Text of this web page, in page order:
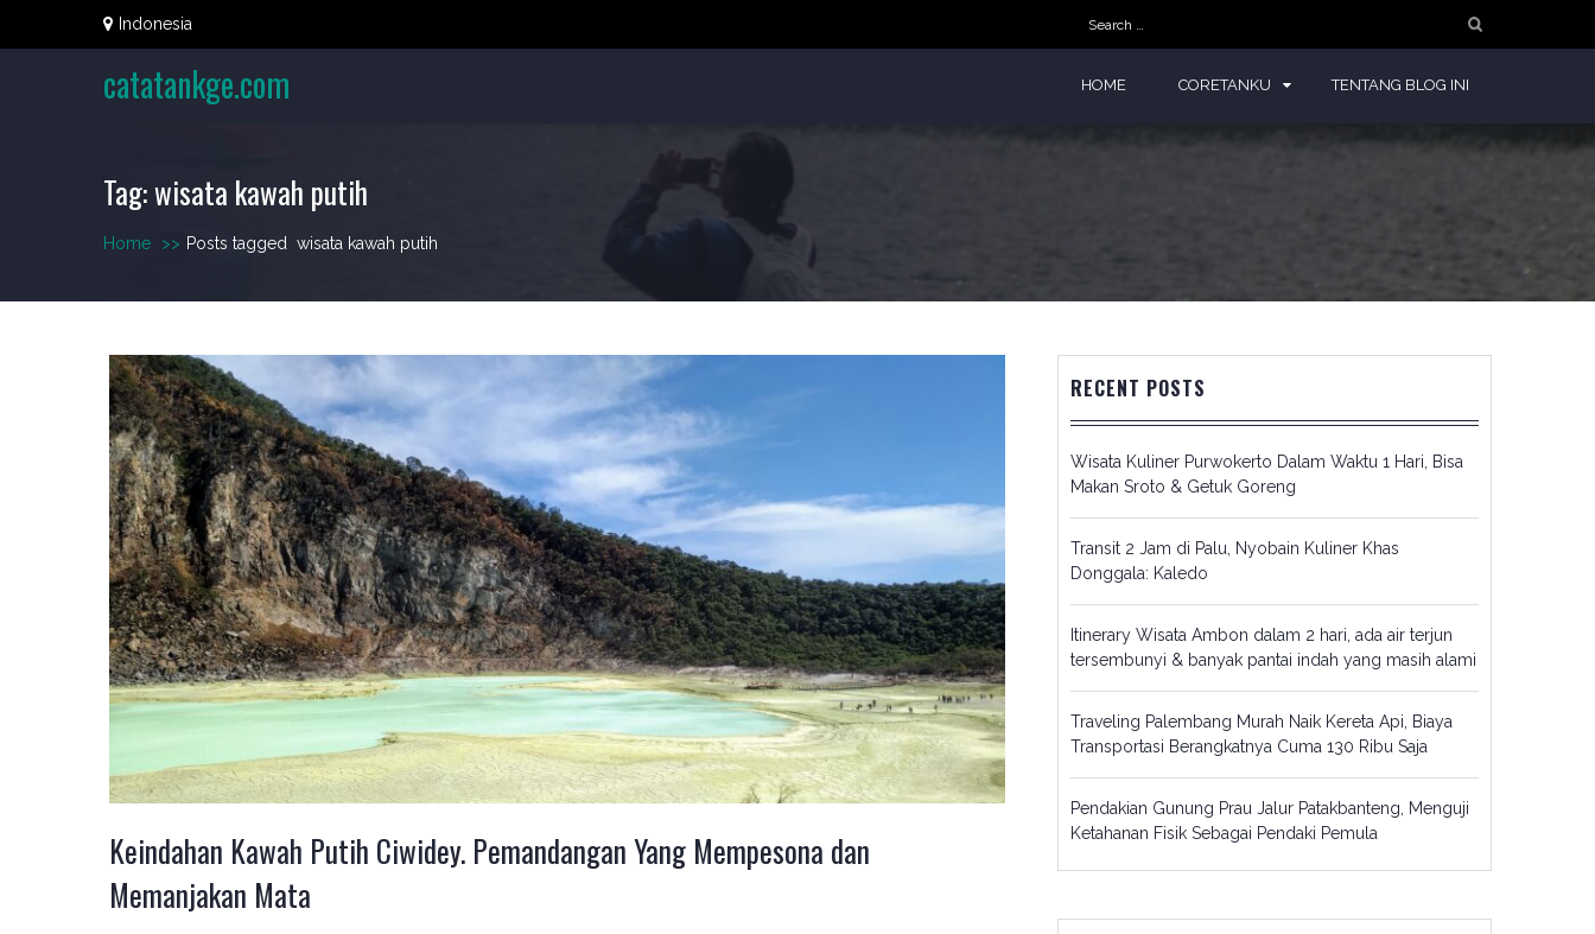
Indonesia
Search
for:
catatankge.com HOME CORETANKU TENTANG BLOG INI
Tag:wisata kawah putih
Home >> Posts tagged wisata kawah putih
Keindahan Kawah Putih Ciwidey. Pemandangan Yang Mempesona dan
Memanjakan Mata
RECENT POSTS
Wisata Kuliner Purwokerto Dalam Waktu 1 Hari, Bisa
Makan Sroto & Getuk Goreng
Transit 2 Jam di Palu, Nyobain Kuliner Khas
Donggala: Kaledo
Itinerary Wisata Ambon dalam 2 hari, ada air terjun
tersembunyi & banyak pantai indah yang masih alami
Traveling Palembang Murah Naik Kereta Api, Biaya
Transportasi Berangkatnya Cuma 130 Ribu Saja
Pendakian Gunung Prau Jalur Patakbanteng, Menguji
Ketahanan Fisik Sebagai Pendaki Pemula